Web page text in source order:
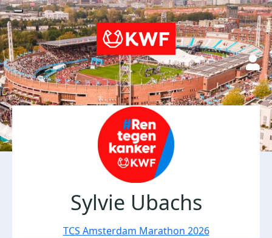
Sylvie Ubachs
TCS Amsterdam Marathon 2026